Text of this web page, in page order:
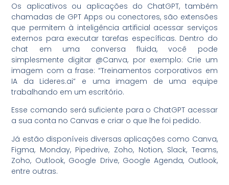
Os aplicativos ou aplicações do ChatGPT, também
chamadas de GPT Apps ou conectores, são extensões
que permitem à inteligência artificial acessar serviços
externos para executar tarefas específicas. Dentro do
chat em uma conversa fluida, você pode
simplesmente digitar @Canva, por exemplo: Crie um
imagem com a frase: “Treinamentos corporativos em
IA da Lideres.ai” e uma imagem de uma equipe
trabalhando em um escritório.
Esse comando será suficiente para o ChatGPT acessar
a sua conta no Canvas e criar o que lhe foi pedido.
Já estão disponíveis diversas aplicações como Canva,
Figma, Monday, Pipedrive, Zoho, Notion, Slack, Teams,
Zoho, Outlook, Google Drive, Google Agenda, Outlook,
entre outras.